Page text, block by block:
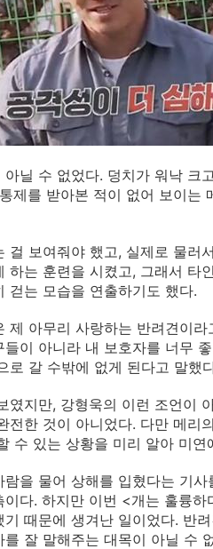
닐 수 없었다. 덩치가 워낙
제를 받아본 적이 없어 보이는
걸 보여줘야 했고, 실제로 물러
하는 훈련을 시켰고, 그래서
걷는 모습을 연출하기도 했다.
제 아무리 사랑하는 반려견이
이 아니라 내 보호자를 너무
로 갈 수밖에 없게 된다고 말
였지만, 강형욱의 이런 조언이
전한 것이 아니었다. 다만 메리
수 있는 상황을 미리 알아 미
을 물어 상해를 입혔다는 기
다. 하지만 이번 <개는 훌륭
때문에 생겨난 일이었다. 반
잘 말해주는 대목이 아닐 수